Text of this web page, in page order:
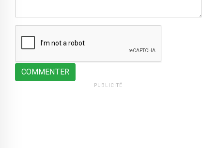
COMMENTER
PUBLICITÉ